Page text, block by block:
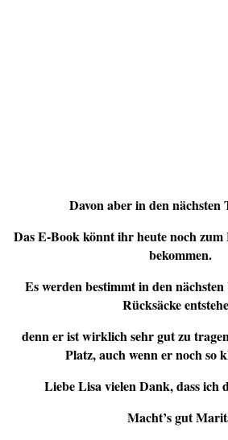
Davon aber in den nächsten
Das E-Book könnt ihr heute noch
bekommen.
Es werden bestimmt in den
Rücksäcke
denn er ist wirklich sehr gut zu
Platz, auch wenn er noch so
Liebe Lisa vielen Dank, dass ich
Macht’s gut